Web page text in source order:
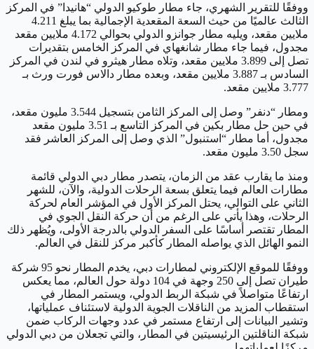
ووفقًا للتقرير الشهري، جاء مطار طوكيو الدولي “هانيدا” في المركز
الثالث عالميًا من حيث السعة المقعدية الإجمالية بما يبلغ 4.211
ملايين مقعد، ويليه مطار جوانزو الدولي بحوالي 4.172 ملايين مقعد
مجدول، فيما جاء مطار شانغهاي في المركز الخامس بتقديرات
تصل إلى 3.899 ملايين مقعد، وتلاه مطار هيثرو في لندن في المركز
السادس بـ 3.887 ملايين مقعد، وبعده مطار دالاس فورت ورث بـ
3.777 ملايين مقعد.
ومطار “دنفر” وصل إلى المركز الثامن بتسجيل 3.544 مليون مقعد،
في حين حل مطار بكين في المركز التاسع بـ 3.51 مليون مقعد
مجدول، أما مطار “استنبول” الذي وصل إلى المركز العاشر فقد
سجل 3.50 مليون مقعد.
ومنذ ما يقارب عقد من الزمان، يتصدر مطار دبي الدولي قائمة
مطارات العالم فيما يتعلق بسعة الرحلات الدولية، والآن، للشهر
الثاني على التوالي، يحتل المركز الأول في المؤشر العام لحركة
الرحلات، وهذا يأتي على الرغم من أن حركة النقل الجوي في
المطار تقتصر أساسًا على السفر الدولي بالدرجة الأولى، ويُظهر ذلك
النمو الهائل الذي يواصله المطار كأكبر مركز للنقل في العالم.
ووفقًا للموقع الإلكتروني لمطارات دبي، يخدم المطار نحو 95 شركة
طيران تصل إلى 250 وجهة في 104 دولة حول العالم، مما يعكس
ارتفاعًا متواصلاً في شبكة الربط الدولي، ويستمر المطار في
استقطاب المزيد من الناقلات الجوية الدولية لاستئناف عملياتها،
وتشير البيانات إلى ارتفاع مستمر في عدد وجهات الركاب ضمن
شبكة الناقلتين الرئيسيتين في المطار، والتي تجعلان من دبي الدولي